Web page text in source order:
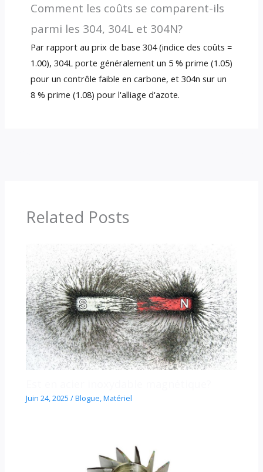
Comment les coûts se comparent-ils
parmi les 304, 304L et 304N?
Par rapport au prix de base 304 (indice des coûts =
1.00), 304L porte généralement un 5 % prime (1.05)
pour un contrôle faible en carbone, et 304n sur un
8 % prime (1.08) pour l'alliage d'azote.
Related Posts
Juin 24, 2025/Blogue,Matériel